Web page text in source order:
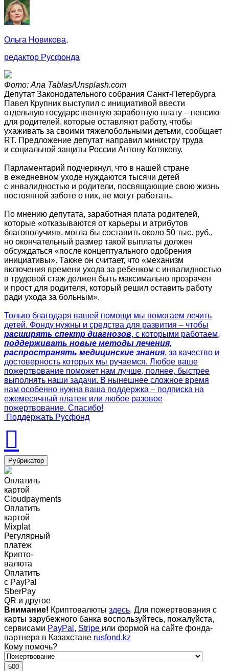
Ольга Новикова,
редактор Русфонда
Фото: Ana Tablas/Unsplash.com
Депутат Законодательного собрания Санкт-Петербурга
Павел Крупник выступил с инициативой ввести
отдельную государственную заработную плату – пенсию
для родителей, которые оставляют работу, чтобы
ухаживать за своими тяжелобольными детьми, сообщает
RT. Предложение депутат направил министру труда
и социальной защиты России Антону Котякову.
Парламентарий подчеркнул, что в нашей стране
в ежедневном уходе нуждаются тысячи детей
с инвалидностью и родители, посвящающие свою жизнь
постоянной заботе о них, не могут работать.
По мнению депутата, заработная плата родителей,
которые «отказываются от карьеры и атрибутов
благополучия», могла бы составить около 50 тыс. руб.,
но окончательный размер такой выплаты должен
обсуждаться «после концептуального одобрения
инициативы». Также он считает, что «механизм
включения времени ухода за ребенком с инвалидностью
в трудовой стаж должен быть максимально прозрачен
и прост для родителя, который решил оставить работу
ради ухода за больным».
Только благодаря вашей помощи мы помогаем лечить
детей. Фонду нужны и средства для развития – чтобы
расширять спектр диагнозов, с которыми работаем,
поддерживать новые методы лечения,
распространять медицинские знания, за качество и
достоверность которых мы ручаемся. Любое ваше
пожертвование поможет нам лучше, полнее, быстрее
выполнять наши задачи. В нынешнее сложное время
нам особенно нужна ваша поддержка – подписка на
ежемесячный платеж или любое разовое
пожертвование. Спасибо!
Поддержать Русфонд
Рубрикатор
Оплатить
картой
Cloudpayments
Оплатить
картой
Mixplat
Регулярный
платеж
Крипто-
валюта
Оплатить
c PayPal
SberPay
QR и другое
Внимание! Криптовалюты здесь. Для пожертвования с
карты зарубежного банка воспользуйтесь, пожалуйста,
сервисами PayPal , Stripe или формой на сайте фонда-
партнера в Казахстане rusfond.kz
Кому помочь?
500